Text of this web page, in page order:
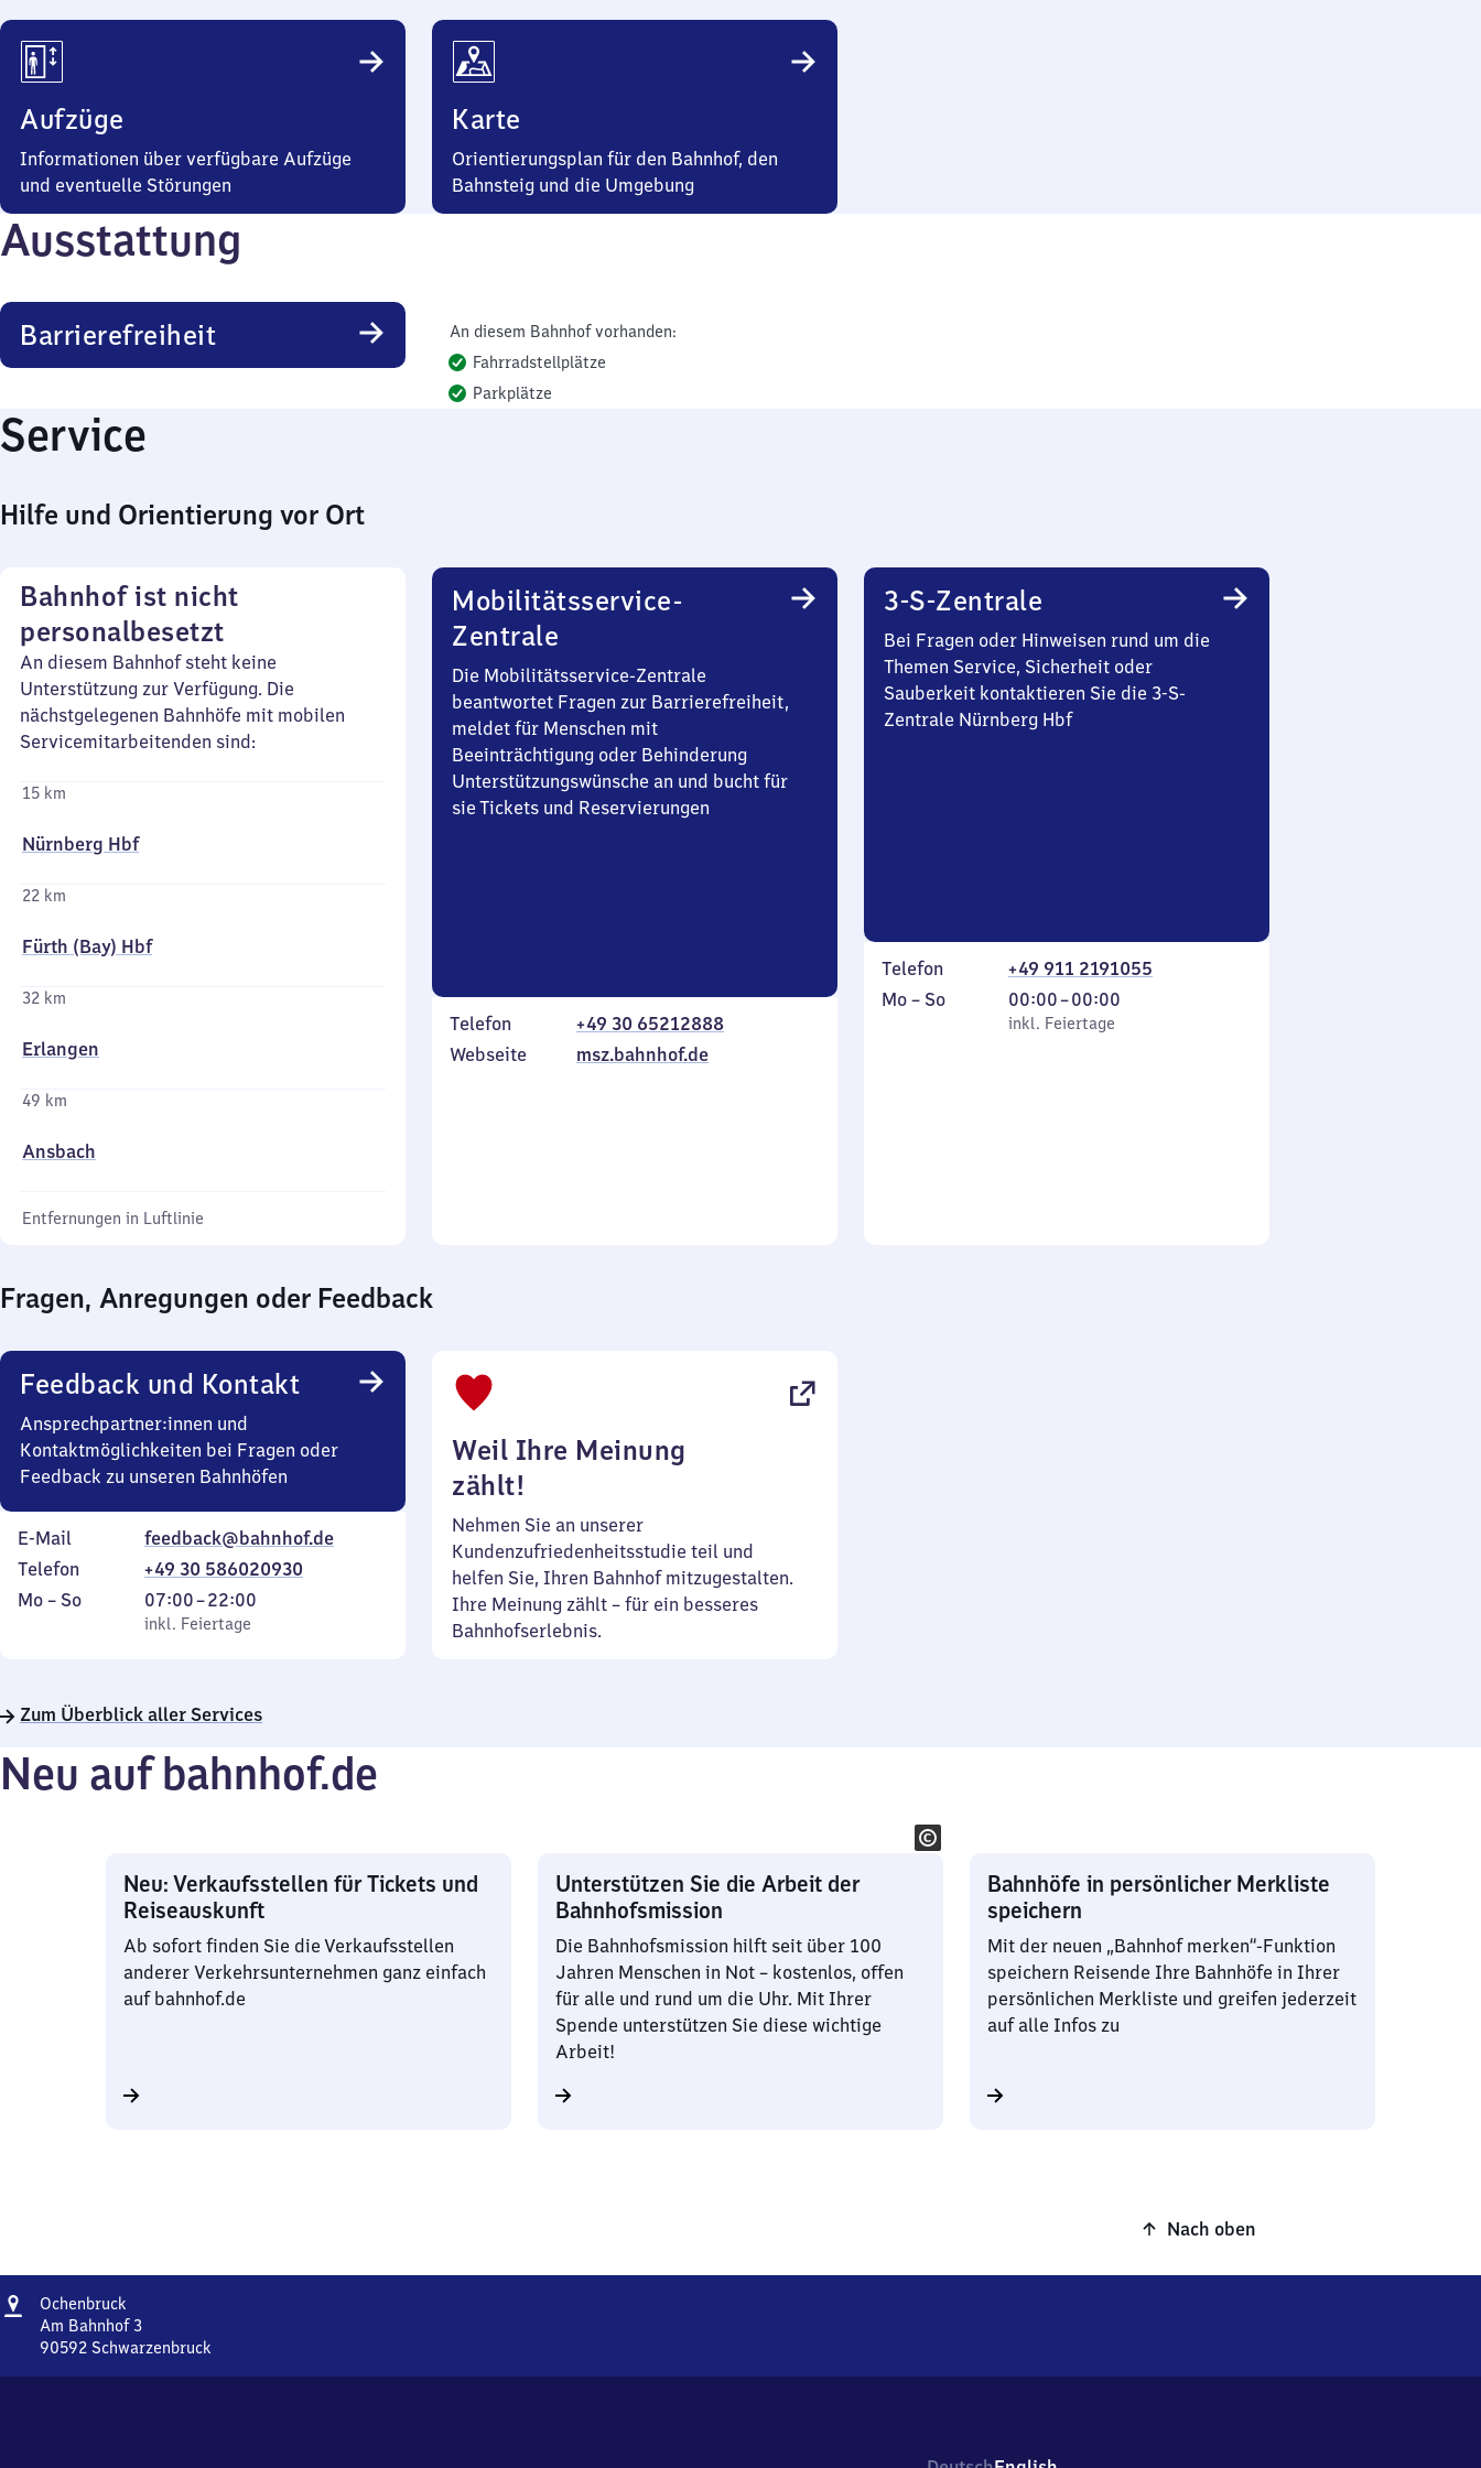
Aufzüge
Informationen über verfügbare Aufzüge
und eventuelle Störungen
Karte
Orientierungsplan für den Bahnhof, den
Bahnsteig und die Umgebung
Ausstattung
Barrierefreiheit
An diesem Bahnhof vorhanden:
Fahrradstellplätze
Parkplätze
Service
Hilfe und Orientierung vor Ort
Bahnhof ist nicht
personalbesetzt
An diesem Bahnhof steht keine
Unterstützung zur Verfügung. Die
nächstgelegenen Bahnhöfe mit mobilen
Servicemitarbeitenden sind:
15 km
Nürnberg Hbf
22 km
Fürth (Bay) Hbf
32 km
Erlangen
49 km
Ansbach
Entfernungen in Luftlinie
Mobilitätsservice-
Zentrale
Die Mobilitätsservice-Zentrale
beantwortet Fragen zur Barrierefreiheit,
meldet für Menschen mit
Beeinträchtigung oder Behinderung
Unterstützungswünsche an und bucht für
sie Tickets und Reservierungen
Telefon
+49 30 65212888
Webseite
msz.bahnhof.de
3-S-Zentrale
Bei Fragen oder Hinweisen rund um die
Themen Service, Sicherheit oder
Sauberkeit kontaktieren Sie die 3-S-
Zentrale Nürnberg Hbf
Telefon
+49 911 2191055
Montag
Mo – So,
inkl. Feiertage
00:00–00:00
Von
0
inkl. Feiertage
Fragen, Anregungen oder Feedback
Feedback und Kontakt
Ansprechpartner:innen und
Kontaktmöglichkeiten bei Fragen oder
Feedback zu unseren Bahnhöfen
E-Mail
feedback@bahnhof.de
Telefon
+49 30 586020930
Montag
Mo – So,
inkl. Feiertage
07:00–22:00
Von
7
22
inkl. Feiertage
Weil Ihre Meinung
zählt!
Nehmen Sie an unserer
Kundenzufriedenheitsstudie teil und
helfen Sie, Ihren Bahnhof mitzugestalten.
Ihre Meinung zählt – für ein besseres
Bahnhofserlebnis.
Zum Überblick aller Services
Neu auf bahnhof.de
Neu: Verkaufsstellen für Tickets und
Reiseauskunft
Ab sofort finden Sie die Verkaufsstellen
anderer Verkehrsunternehmen ganz einfach
auf bahnhof.de
Unterstützen Sie die Arbeit der
Bahnhofsmission
Die Bahnhofsmission hilft seit über 100
Jahren Menschen in Not – kostenlos, offen
für alle und rund um die Uhr. Mit Ihrer
Spende unterstützen Sie diese wichtige
Arbeit!
Bahnhöfe in persönlicher Merkliste
speichern
Mit der neuen „Bahnhof merken“-Funktion
speichern Reisende Ihre Bahnhöfe in Ihrer
persönlichen Merkliste und greifen jederzeit
auf alle Infos zu
Nach oben
Adresse
Ochenbruck
Am Bahnhof 3
90592 Schwarzenbruck